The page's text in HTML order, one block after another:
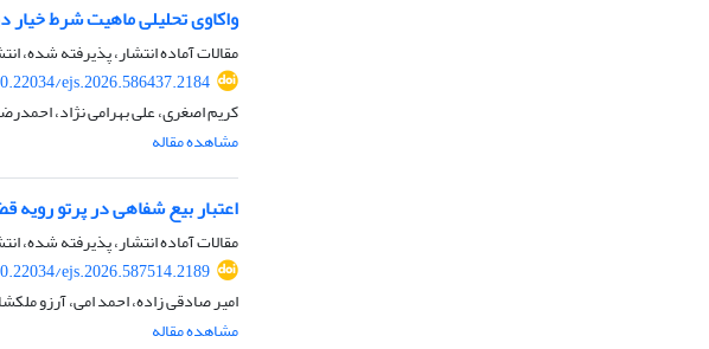
واکاوی تحلیلی ماهیت شرط خیار
مقالات آماده انتشار، پذیرفته شده،
ejs.2026.586437.2184
کریم اصغری، علی بهرامی نژاد،
مشاهده مقاله
اعتبار بیع شفاهی در پرتو رویه
مقالات آماده انتشار، پذیرفته شده،
ejs.2026.587514.2189
امیر صادقی زاده، احمد امی، آرزو
مشاهده مقاله